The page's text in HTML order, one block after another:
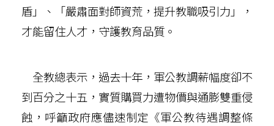
盾」、「嚴肅面對師資荒，提升教職吸引力」，
才能留住人才，守護教育品質。
全教總表示，過去十年，軍公教調薪幅度卻不
到百分之十五，實質購買力遭物價與通膨雙重侵
蝕，呼籲政府應儘速制定《軍公教待遇調整條